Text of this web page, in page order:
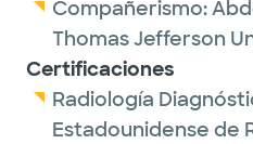
Compañerismo:
Thomas Jefferson
Certificaciones
Radiología
Estadounidense de